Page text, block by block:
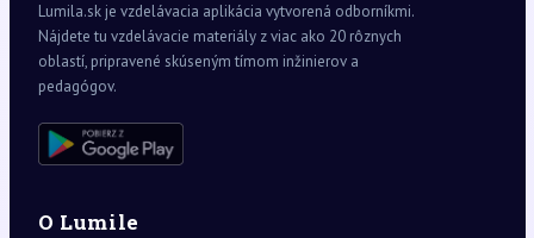
Lumila.sk je vzdelávacia aplikácia vytvorená odborníkmi.
Nájdete tu vzdelávacie materiály z viac ako 20 rôznych
oblastí, pripravené skúseným tímom inžinierov a
pedagógov.
O Lumile